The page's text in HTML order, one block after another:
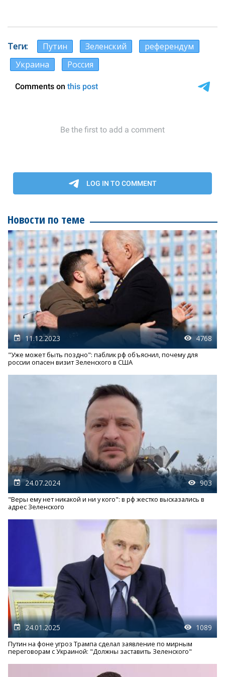
Теги Путин Зеленский
референдум
Украина
Россия
Новости по теме
11.12.2023 4768
"Уже может быть поздно": паблик рф объяснил, почему для
россии опасен визит Зеленского в США
24.07.2024 903
"Веры ему нет никакой и ни у кого": в рф жестко высказались в
адрес Зеленского
24.01.2025 1089
Путин на фоне угроз Трампа сделал заявление по мирным
переговорам с Украиной: "Должны заставить Зеленского"